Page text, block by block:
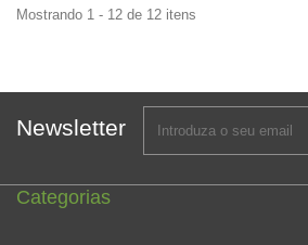
Mostrando 1 - 12 de 12 itens
Newsletter
Categorias